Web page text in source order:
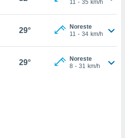
11 - 35 km/h
29°
Noreste
11 - 34 km/h
29°
Noreste
8 - 31 km/h